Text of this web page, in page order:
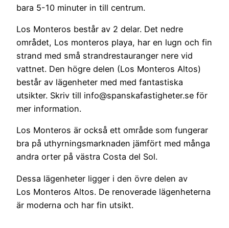
bara 5-10 minuter in till centrum.
Los Monteros består av 2 delar. Det nedre
området, Los monteros playa, har en lugn och fin
strand med små strandrestauranger nere vid
vattnet. Den högre delen (Los Monteros Altos)
består av lägenheter med med fantastiska
utsikter. Skriv till info@spanskafastigheter.se för
mer information.
Los Monteros är också ett område som fungerar
bra på uthyrningsmarknaden jämfört med många
andra orter på västra Costa del Sol.
Dessa lägenheter ligger i den övre delen av
Los Monteros Altos. De renoverade lägenheterna
är moderna och har fin utsikt.